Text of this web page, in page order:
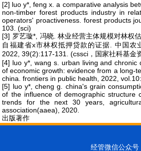
[2] luo y*, feng x. a comparative analysis
non-timber forest products industry in
operators' proactiveness. forest products
103. (sci)
[3] 罗艺璇*, 冯晓. 林业经营主体规模对林
自福建省x市林权抵押贷款的证据. 中国农
2022, 39(2):117-131. (cssci，国家社科基金
[4] luo y*, wang s. urban living and chronic
of economic growth: evidence from a long-
china. frontiers in public health, 2022,
[5] luo y*, cheng g. china's grain
of the influence of demographic structure
trends for the next 30 years,
association(aaea), 2020.
出版著作
经管微信公众号